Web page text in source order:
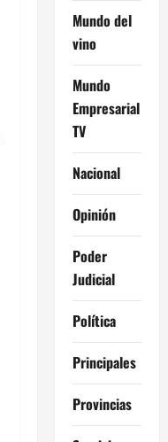
Mundo del
vino
Mundo
Empresarial
TV
Nacional
Opinión
Poder
Judicial
Política
Principales
Provincias